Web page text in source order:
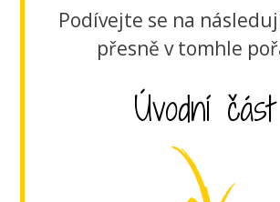
Podívejte se na
přesně v tomhle
Úvodní část